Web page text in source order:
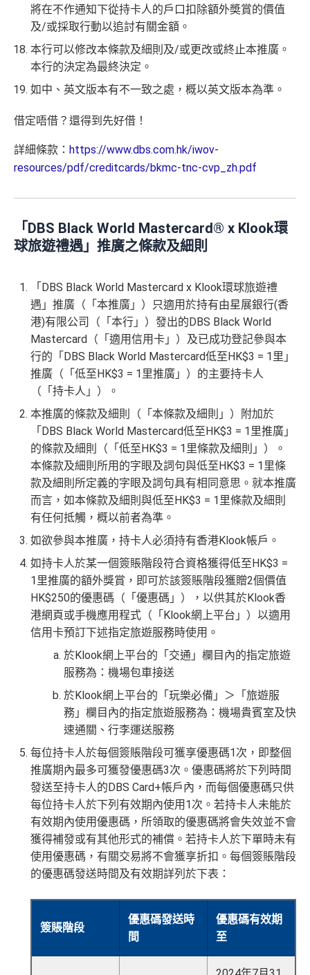
將在不作通知下從持卡人的戶口扣除額外奬賞的價值
及/或採取行動以追討有關金額。
本行可以修改本條款及細則及/或更改或終止本推廣。
本行的決定為最終決定。
如中、英文版本有不一致之處，概以英文版本為準。
借定唔借？還得到先好借！
詳細條款： https://www.dbs.com.hk/iwov-
resources/pdf/creditcards/bkmc-tnc-cvp_zh.pdf
「DBS Black World Mastercard® x Klook環
球旅遊禮遇」推廣之條款及細則
「DBS Black World Mastercard x Klook環球旅遊禮
遇」推廣（「本推廣」）只適用於持有由星展銀行(香
港)有限公司（「本行」）發出的DBS Black World
Mastercard（「適用信用卡」）及已成功登記參與本
行的「DBS Black World Mastercard低至HK$3 = 1里」
推廣（「低至HK$3 = 1里推廣」）的主要持卡人
（「持卡人」）。
本推廣的條款及細則（「本條款及細則」）附加於
「DBS Black World Mastercard低至HK$3 = 1里推廣」
的條款及細則（「低至HK$3 = 1里條款及細則」）。
本條款及細則所用的字眼及詞句與低至HK$3 = 1里條
款及細則所定義的字眼及詞句具有相同意思。就本推廣
而言，如本條款及細則與低至HK$3 = 1里條款及細則
有任何抵觸，概以前者為準。
如欲參與本推廣，持卡人必須持有香港Klook帳戶。
如持卡人於某一個簽賬階段符合資格獲得低至HK$3 =
1里推廣的額外獎賞，即可於該簽賬階段獲贈2個價值
HK$250的優惠碼（「優惠碼」），以供其於Klook香
港網頁或手機應用程式（「Klook網上平台」）以適用
信用卡預訂下述指定旅遊服務時使用。
於Klook網上平台的「交通」欄目內的指定旅遊
服務為：機場包車接送
於Klook網上平台的「玩樂必備」＞「旅遊服
務」欄目內的指定旅遊服務為：機場貴賓室及快
速通關、行李運送服務
每位持卡人於每個簽賬階段可獲享優惠碼1次，即整個
推廣期內最多可獲發優惠碼3次。優惠碼將於下列時間
發送至持卡人的DBS Card+帳戶內，而每個優惠碼只供
每位持卡人於下列有效期內使用1次。若持卡人未能於
有效期內使用優惠碼，所領取的優惠碼將會失效並不會
獲得補發或有其他形式的補償。若持卡人於下單時未有
使用優惠碼，有關交易將不會獲享折扣。每個簽賬階段
的優惠碼發送時間及有效期詳列於下表：
簽賬階段
優惠碼發送時
間
優惠碼有效期
至